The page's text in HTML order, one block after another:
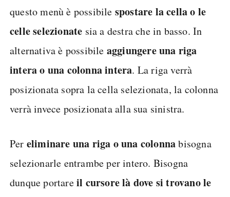
questo menù è possibile spostare la cella o le
celle selezionate sia a destra che in basso. In
alternativa è possibile aggiungere una riga
intera o una colonna intera. La riga verrà
posizionata sopra la cella selezionata, la colonna
verrà invece posizionata alla sua sinistra.
Per eliminare una riga o una colonnabisogna
selezionarle entrambe per intero. Bisogna
dunque portareil cursore là dove si trovano le